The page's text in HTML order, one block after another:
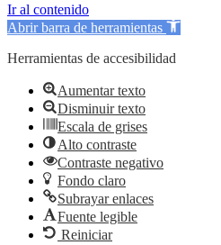
Ir al contenido
Abrir barra de herramientas
Herramientas de accesibilidad
Aumentar texto
Disminuir texto
Escala de grises
Alto contraste
Contraste negativo
Fondo claro
Subrayar enlaces
Fuente legible
Reiniciar